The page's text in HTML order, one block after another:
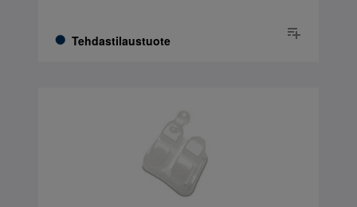
Tehdastilaustuote